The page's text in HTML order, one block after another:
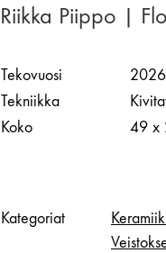
Riikka Piippo |
Tekovuosi
2026
Tekniikka
Koko
49 x
Kategoriat